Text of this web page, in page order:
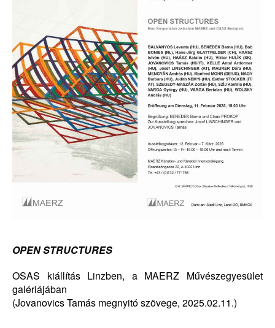
OPEN STRUCTURES
OSAS kiállítás Linzben, a MAERZ Művészegyesület
galériájában
(Jovanovics Tamás megnyitó szövege, 2025.02.11.)